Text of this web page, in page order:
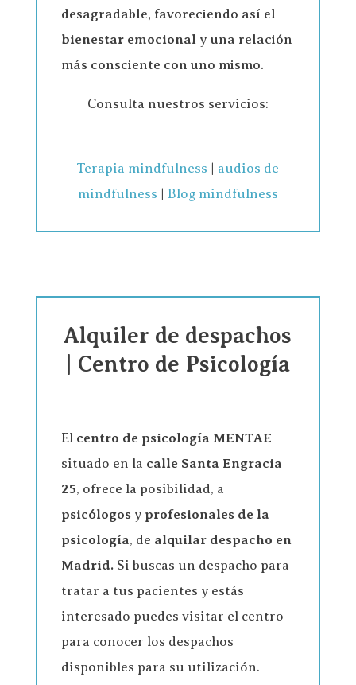
desagradable, favoreciendo así el
bienestar emocionaly una relación
más consciente con uno mismo.
Consulta nuestros servicios:
Terapia mindfulness | audios de
mindfulness | Blog mindfulness
Alquiler de despachos
| Centro de Psicología
El centro de psicología MENTAE
situado en la calle Santa Engracia
25, ofrece la posibilidad, a
psicólogosy profesionales de la
psicología, de alquilar despacho en
Madrid.Si buscas un despacho para
tratar a tus pacientes y estás
interesado puedes visitar el centro
para conocer los despachos
disponibles para su utilización.